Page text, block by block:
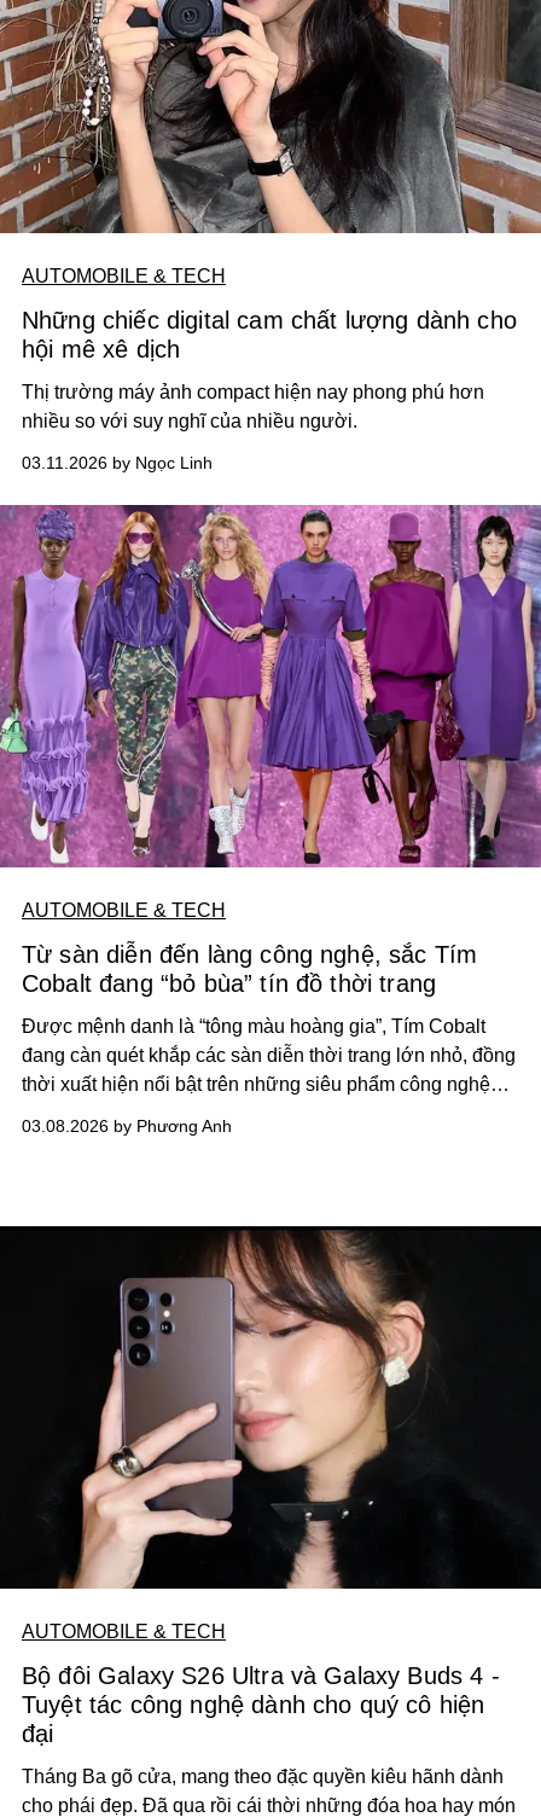
AUTOMOBILE & TECH
Những chiếc digital cam chất lượng dành cho
hội mê xê dịch
Thị trường máy ảnh compact hiện nay phong phú hơn
nhiều so với suy nghĩ của nhiều người.
03.11.2026 by Ngọc Linh
AUTOMOBILE & TECH
Từ sàn diễn đến làng công nghệ, sắc Tím
Cobalt đang “bỏ bùa” tín đồ thời trang
Được mệnh danh là “tông màu hoàng gia”, Tím Cobalt
đang càn quét khắp các sàn diễn thời trang lớn nhỏ, đồng
thời xuất hiện nổi bật trên những siêu phẩm công nghệ
hướng mà còn là tuyên ngôn mạnh mẽ của cảm xúc và cá
03.08.2026 by Phương Anh
AUTOMOBILE & TECH
Bộ đôi Galaxy S26 Ultra và Galaxy Buds 4 -
Tuyệt tác công nghệ dành cho quý cô hiện
đại
Tháng Ba gõ cửa, mang theo đặc quyền kiêu hãnh dành
cho phái đẹp. Đã qua rồi cái thời những đóa hoa hay món